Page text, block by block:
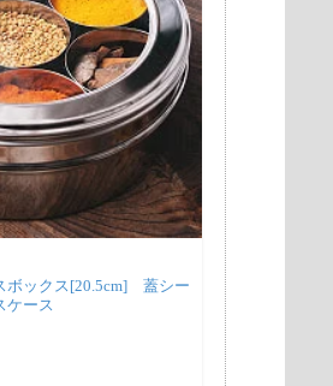
ボックス[20.5cm] 蓋シー
ケース